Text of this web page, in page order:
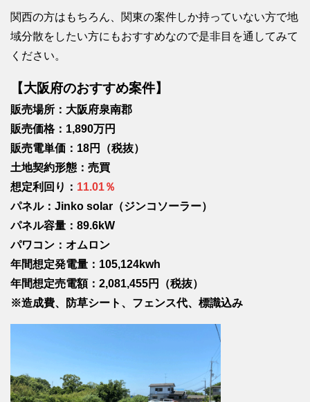
関西の方はもちろん、関東の案件しか持っていない方で地
域分散をしたい方にもおすすめなので是非目を通してみて
ください。
【大阪府のおすすめ案件】
販売場所：大阪府泉南郡
販売価格：1,890万円
販売電単価：18円（税抜）
土地契約形態：売買
想定利回り： 11.01％
パネル：Jinko solar（ジンコソーラー）
パネル容量：89.6kW
パワコン：オムロン
年間想定発電量：105,124kwh
年間想定売電額：2,081,455円（税抜）
※造成費、防草シート、フェンス代、標識込み